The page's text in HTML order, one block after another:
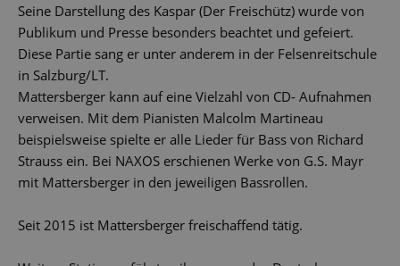
Seine Darstellung des Kaspar (Der Freischütz) wurde von
Publikum und Presse besonders beachtet und gefeiert.
Diese Partie sang er unter anderem in der Felsenreitschule
in Salzburg/LT.
Mattersberger kann auf eine Vielzahl von CD- Aufnahmen
verweisen. Mit dem Pianisten Malcolm Martineau
beispielsweise spielte er alle Lieder für Bass von Richard
Strauss ein. Bei NAXOS erschienen Werke von G.S. Mayr
mit Mattersberger in den jeweiligen Bassrollen.
Seit 2015 ist Mattersberger freischaffend tätig.